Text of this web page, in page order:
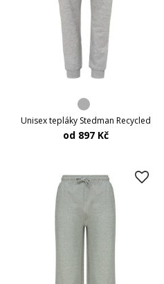
Unisex tepláky Stedman Recycled
od 897 Kč